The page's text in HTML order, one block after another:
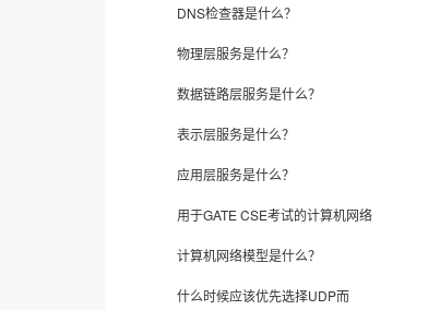
DNS检查器是什么？
物理层服务是什么？
数据链路层服务是什么？
表示层服务是什么？
应用层服务是什么？
用于GATE CSE考试的计算机网络
计算机网络模型是什么？
什么时候应该优先选择UDP而